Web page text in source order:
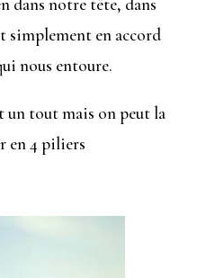
simplement en accord
nous entoure.
un tout mais on peut la
en 4 piliers